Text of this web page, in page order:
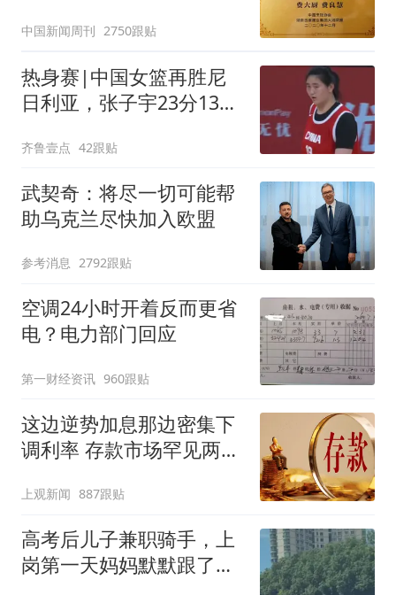
中国新闻周刊 2750跟贴
热身赛|中国女篮再胜尼
日利亚，张子宇23分13篮
齐鲁壹点 42跟贴
武契奇：将尽一切可能帮
助乌克兰尽快加入欧盟
参考消息 2792跟贴
空调24小时开着反而更省
电？电力部门回应
第一财经资讯 960跟贴
这边逆势加息那边密集下
调利率 存款市场罕见两极
上观新闻 887跟贴
高考后儿子兼职骑手，上
岗第一天妈妈默默跟了三